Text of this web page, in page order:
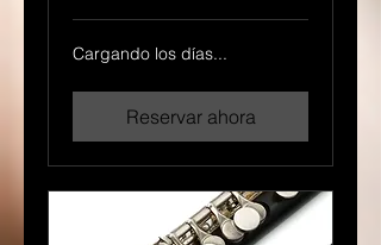
Cargando los días...
Reservar ahora